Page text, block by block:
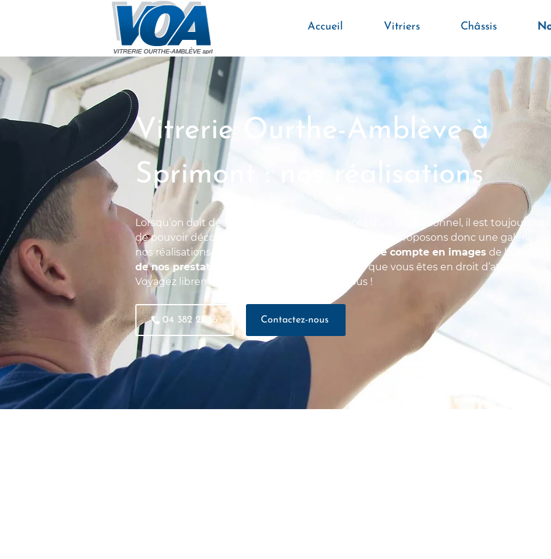
Accueil Vitriers Châssis
Vitrerie Ourthe-Amblève à
Sprimont : nos réalisations
Lorsqu’on doit décider d’opter pour les services d’un professionnel, il est toujours
de pouvoir découvrir son travail antérieur. Nous vous proposons donc une galerie de
nos réalisations afin que vous puissiez
vous rendre compte en images de la
de nos prestations
et du type de résultat final que vous êtes en droit d’attendre.
Voyagez librement parmi les photos ci-dessous !
04 382 23 16 Contactez-nous